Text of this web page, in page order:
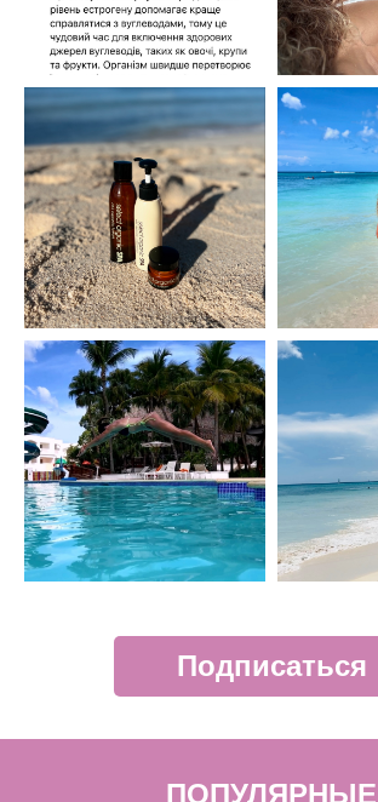
Подписаться
ПОПУЛЯРНЫЕ